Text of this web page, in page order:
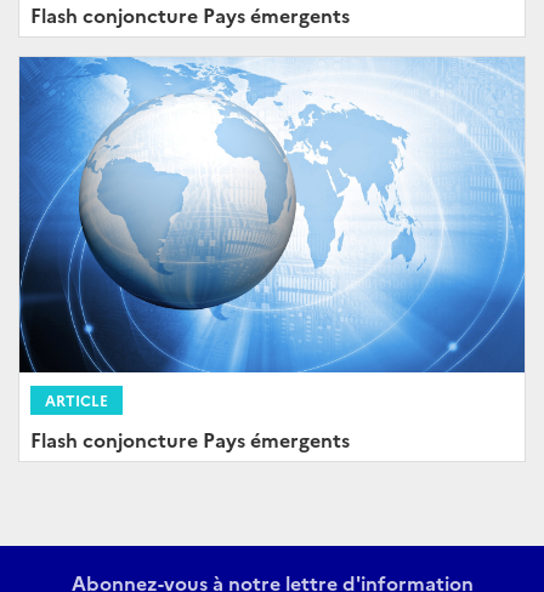
Flash conjoncture Pays émergents
ARTICLE
Flash conjoncture Pays émergents
Abonnez-vous à notre lettre d'information